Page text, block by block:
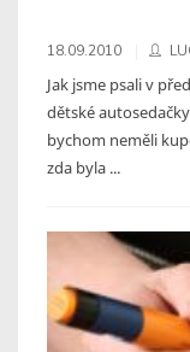
18.09.2010
Jak jsme psali v
dětské
bychom neměli
zda byla ...